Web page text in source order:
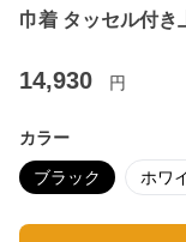
巾着 タッセル付き
14,930 円
カラー
ブラック ホワ